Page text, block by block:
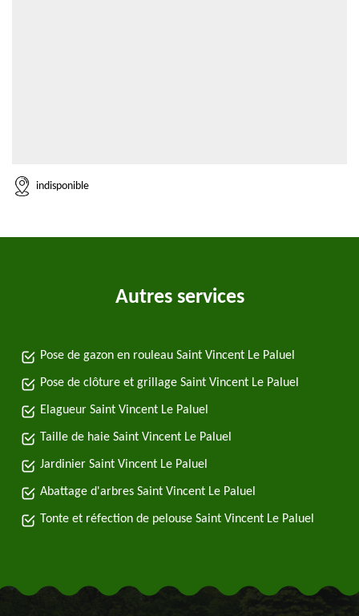
indisponible
Autres services
Pose de gazon en rouleau Saint Vincent Le Paluel
Pose de clôture et grillage Saint Vincent Le Paluel
Elagueur Saint Vincent Le Paluel
Taille de haie Saint Vincent Le Paluel
Jardinier Saint Vincent Le Paluel
Abattage d'arbres Saint Vincent Le Paluel
Tonte et réfection de pelouse Saint Vincent Le Paluel